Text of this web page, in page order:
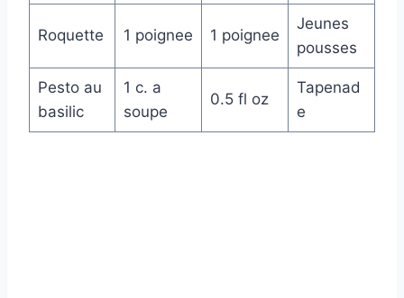
Roquette 1 poignee 1 poignee
Jeunes
pousses
Pesto au
basilic
1 c. a
soupe
0.5 fl oz
Tapenad
e